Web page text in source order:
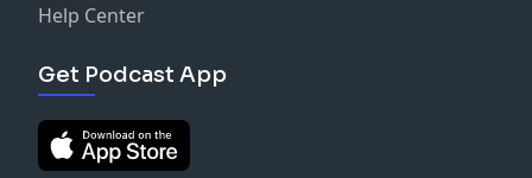
Help Center
Get Podcast App